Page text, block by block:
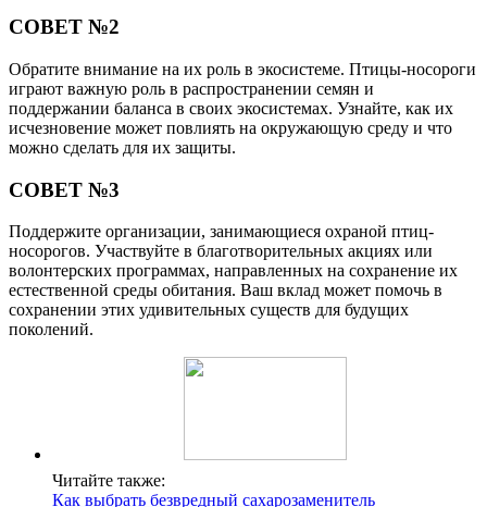
СОВЕТ №2
Обратите внимание на их роль в экосистеме. Птицы-носороги
играют важную роль в распространении семян и
поддержании баланса в своих экосистемах. Узнайте, как их
исчезновение может повлиять на окружающую среду и что
можно сделать для их защиты.
СОВЕТ №3
Поддержите организации, занимающиеся охраной птиц-
носорогов. Участвуйте в благотворительных акциях или
волонтерских программах, направленных на сохранение их
естественной среды обитания. Ваш вклад может помочь в
сохранении этих удивительных существ для будущих
поколений.
Читайте также:
Как выбрать безвредный сахарозаменитель